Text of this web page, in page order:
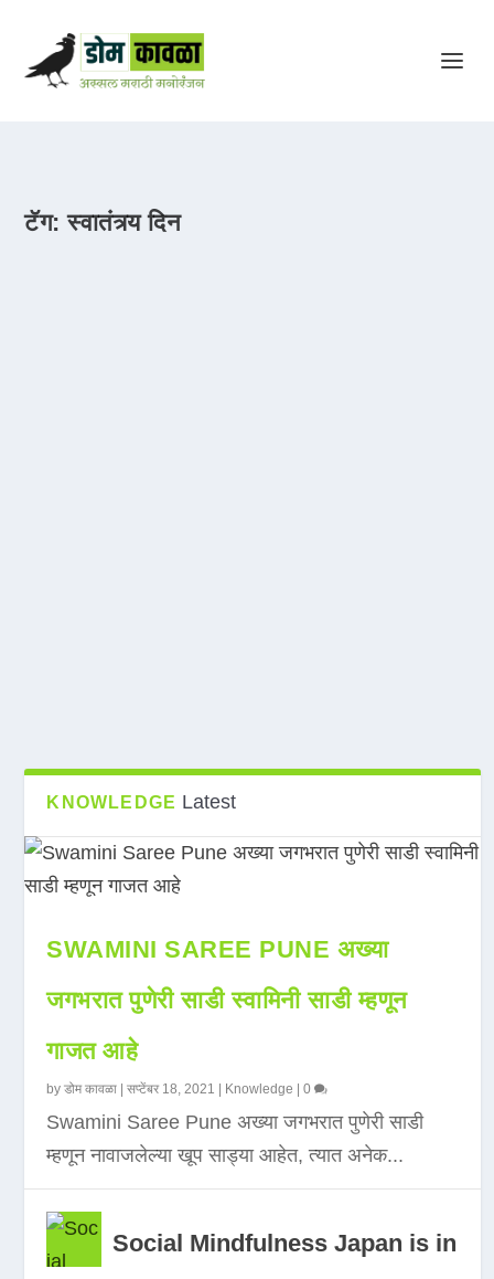
टॅग:स्वातंत्र्य दिन
KNOWLEDGE Latest
SWAMINI SAREE PUNE अख्या
जगभरात पुणेरी साडी स्वामिनी साडी म्हणून
गाजत आहे
byडोम कावळा |सप्टेंबर 18, 2021 Knowledge |0
Swamini Saree Pune अख्या जगभरात पुणेरी साडी
म्हणून नावाजलेल्या खूप साड्या आहेत, त्यात अनेक...
Social Mindfulness Japan is in